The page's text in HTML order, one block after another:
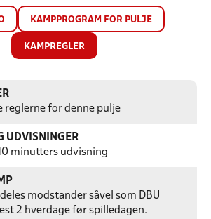
KAMPPROGRAM FOR PULJE
KAMPREGLER
reglerne for denne pulje
UDVISNINGER
minutters udvisning
modstander såvel som DBU
2 hverdage før spilledagen.